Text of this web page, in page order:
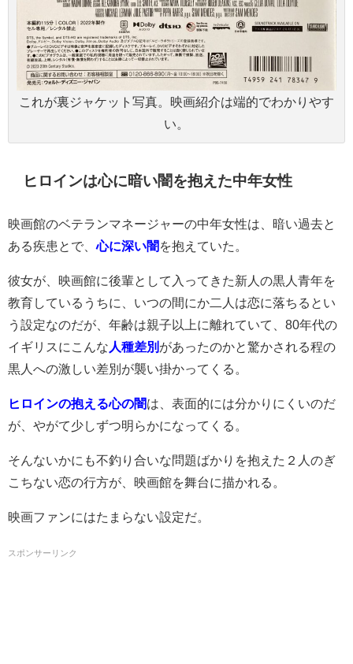
これが裏ジャケット写真。映画紹介は端的でわかりやす
い。
ヒロインは心に暗い闇を抱えた中年女性
映画館のベテランマネージャーの中年女性は、暗い過去と
ある疾患とで、心に深い闇 を抱えていた。
彼女が、映画館に後輩として入ってきた新人の黒人青年を
教育しているうちに、いつの間にか二人は恋に落ちるとい
う設定なのだが、年齢は親子以上に離れていて、80年代の
イギリスにこんな 人種差別 があったのかと驚かされる程の
黒人への激しい差別が襲い掛かってくる。
ヒロインの抱える心の闇は、表面的には分かりにくいのだ
が、やがて少しずつ明らかになってくる。
そんないかにも不釣り合いな問題ばかりを抱えた２人のぎ
こちない恋の行方が、映画館を舞台に描かれる。
映画ファンにはたまらない設定だ。
スポンサーリンク